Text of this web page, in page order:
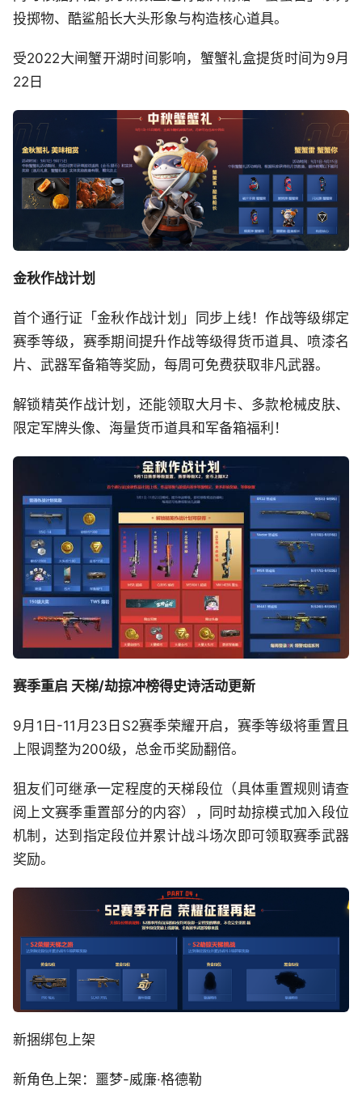
投掷物、酷鲨船长大头形象与构造核心道具。
受2022大闸蟹开湖时间影响，蟹蟹礼盒提货时间为9月
22日
金秋作战计划
首个通行证「金秋作战计划」同步上线！作战等级绑定
赛季等级，赛季期间提升作战等级得货币道具、喷漆名
片、武器军备箱等奖励，每周可免费获取非凡武器。
解锁精英作战计划，还能领取大月卡、多款枪械皮肤、
限定军牌头像、海量货币道具和军备箱福利！
赛季重启 天梯/劫掠冲榜得史诗活动更新
9月1日-11月23日S2赛季荣耀开启，赛季等级将重置且
上限调整为200级，总金币奖励翻倍。
狙友们可继承一定程度的天梯段位（具体重置规则请查
阅上文赛季重置部分的内容），同时劫掠模式加入段位
机制，达到指定段位并累计战斗场次即可领取赛季武器
奖励。
新捆绑包上架
新角色上架：噩梦-威廉·格德勒